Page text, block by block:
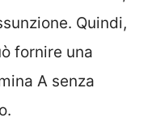
Quindi,
fornire una
A senza